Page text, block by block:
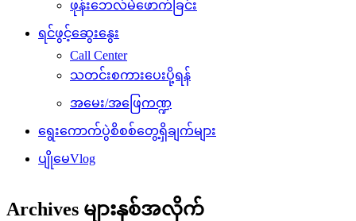
ဖုန်းဘေလ်မဲဖောက်ခြင်း
ရင်ဖွင့်ဆွေးနွေး
Call Center
သတင်းစကားပေးပို့ရန်
အမေး/အဖြေကဏ္ဍ
ရွေးကောက်ပွဲစိစစ်တွေ့ရှိချက်များ
ပျိုမေVlog
Archives များနှစ်အလိုက်